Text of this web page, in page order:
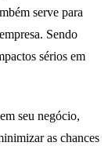
serve para
Sendo
sérios em
seu negócio,
as chances